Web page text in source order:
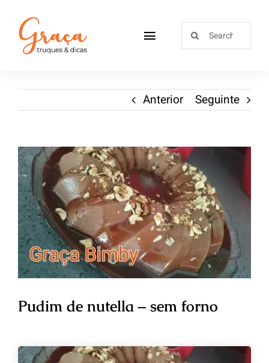
Receitas
Sobre
Loja
Blog
Contactos
Anterior Seguinte
Pudim de nutella – sem forno